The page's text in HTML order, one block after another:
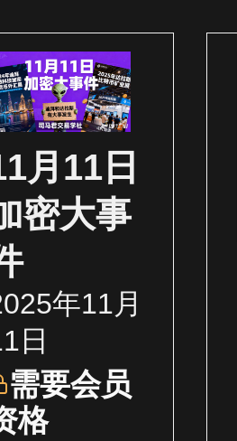
月11日
密大事
年11月
日
需要会员
格